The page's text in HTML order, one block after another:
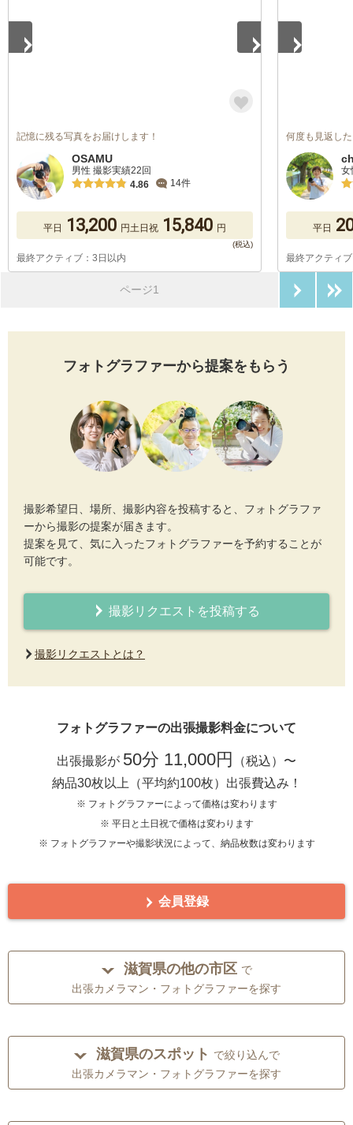
記憶に残る写真をお届けします！
OSAMU
男性 撮影実績22回
4.86
14件
平日 13,200 円土日祝 15,840 円
最終アクティブ：3日以内
何度も見返し
女
平日
最終アクティ
ページ1
フォトグラファーから提案をもらう
撮影希望日、場所、撮影内容を投稿すると、フォトグラファ
ーから撮影の提案が届きます。
提案を見て、気に入ったフォトグラファーを予約することが
可能です。
撮影リクエストを投稿する
撮影リクエストとは？
フォトグラファーの出張撮影料金について
出張撮影が 50分 11,000円
（税込）〜
納品30枚以上（平均約100枚）出張費込み！
※ フォトグラファーによって価格は変わります
※ 平日と土日祝で価格は変わります
※ フォトグラファーや撮影状況によって、納品枚数は変わります
会員登録
滋賀県の他の市区 で
出張カメラマン・フォトグラファーを探す
滋賀県のスポット で絞り込んで
出張カメラマン・フォトグラファーを探す